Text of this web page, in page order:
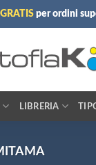
GRATIS per ordini
LIBRERIA